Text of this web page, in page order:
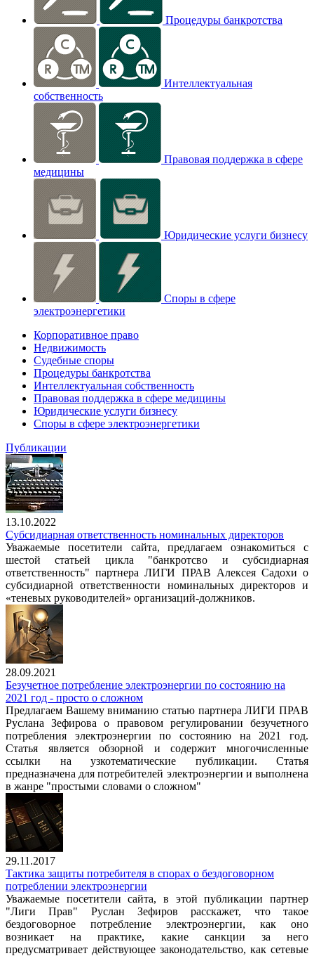
Процедуры банкротства
Интеллектуальная
собственность
Правовая поддержка в сфере
медицины
Юридические услуги бизнесу
Споры в сфере
электроэнергетики
Корпоративное право
Недвижимость
Судебные споры
Процедуры банкротства
Интеллектуальная собственность
Правовая поддержка в сфере медицины
Юридические услуги бизнесу
Споры в сфере электроэнергетики
Публикации
13.10.2022
Субсидиарная ответственность номинальных директоров
Уважаемые посетители сайта, предлагаем ознакомиться с
шестой статьей цикла "банкротсво и субсидиарная
ответственность" партнера ЛИГИ ПРАВ Алексея Садохи о
субсидиарной ответственности номинальных директоров и
«теневых руководителей» организаций-должников.
28.09.2021
Безучетное потребление электроэнергии по состоянию на
2021 год - просто о сложном
Предлагаем Вашему вниманию статью партнера ЛИГИ ПРАВ
Руслана Зефирова о правовом регулировании безучетного
потребления электроэнергии по состоянию на 2021 год.
Статья является обзорной и содержит многочисленные
ссылки на узкотематические публикации. Статья
предназначена для потребителей электроэнергии и выполнена
в жанре "простыми словами о сложном"
29.11.2017
Тактика защиты потребителя в спорах о бездоговорном
потреблении электроэнергии
Уважаемые посетители сайта, в этой публикации партнер
"Лиги Прав" Руслан Зефиров расскажет, что такое
бездоговорное потребление электроэнергии, как оно
возникает на практике, какие санкции за него
предусматривает действующее законодательство, как сетевые